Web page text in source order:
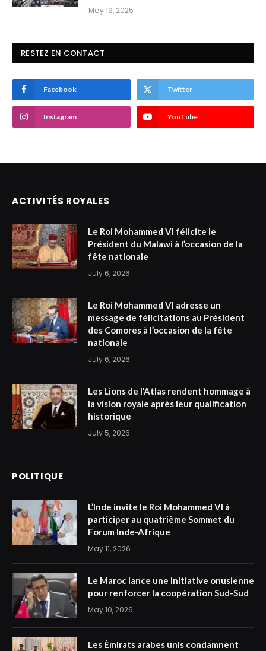
May 19, 2025
RESTEZ EN CONTACT
Facebook Twitter
Instagram YouTube
ACTIVITÉS ROYALES
Le Roi Mohammed VI félicite le
Président du Malawi à l’occasion de la
fête nationale
July 6, 2026
Le Roi Mohammed VI adresse un
message de félicitations au Président
des Comores à l’occasion de la fête
nationale
July 6, 2026
Les Lions de l’Atlas rendent hommage à
la vision royale après leur qualification
historique
July 5, 2026
POLITIQUE
L’Inde invite le Roi Mohammed VI à
participer au quatrième Sommet du
Forum Inde-Afrique
May 11, 2026
Le Maroc lance une initiative onusienne
pour renforcer la coopération Sud-Sud
May 10, 2026
Les Émirats arabes unis condamnent